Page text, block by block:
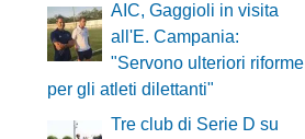
AIC, Gaggioli in visita
all'E. Campania:
"Servono ulteriori riforme
per gli atleti dilettanti"
Tre club di Serie D su